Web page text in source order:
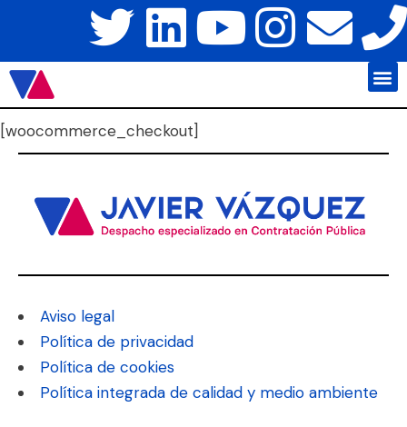
[woocommerce_checkout]
Aviso legal
Política de privacidad
Política de cookies
Política integrada de calidad y medio ambiente